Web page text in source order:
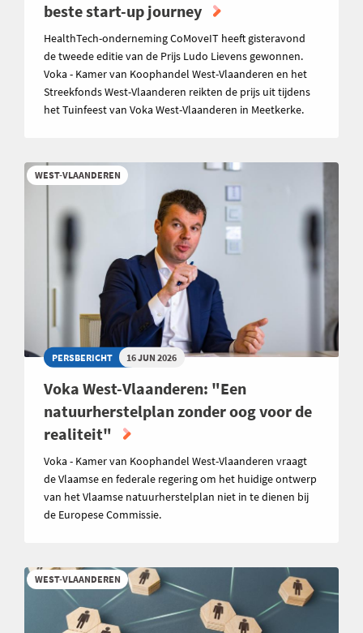
beste start-up journey
HealthTech-onderneming CoMoveIT heeft gisteravond
de tweede editie van de Prijs Ludo Lievens gewonnen.
Voka - Kamer van Koophandel West-Vlaanderen en het
Streekfonds West-Vlaanderen reikten de prijs uit tijdens
het Tuinfeest van Voka West-Vlaanderen in Meetkerke.
WEST-VLAANDEREN
PERSBERICHT 16 JUN 2026
Voka West-Vlaanderen: "Een
natuurherstelplan zonder oog voor de
realiteit"
Voka - Kamer van Koophandel West-Vlaanderen vraagt
de Vlaamse en federale regering om het huidige ontwerp
van het Vlaamse natuurherstelplan niet in te dienen bij
de Europese Commissie.
WEST-VLAANDEREN